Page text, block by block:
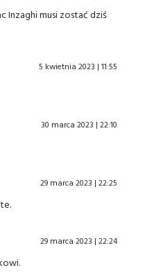
Inzaghi musi zostać dziś
5 kwietnia 2023 | 11:55
30 marca 2023 | 22:10
29 marca 2023 | 22:25
29 marca 2023 | 22:24